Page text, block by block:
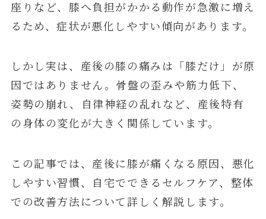
座りなど、膝へ負担がかかる動作が急激に増え
るため、症状が悪化しやすい傾向があります。
しかし実は、産後の膝の痛みは「膝だけ」が原
因ではありません。骨盤の歪みや筋力低下、
姿勢の崩れ、自律神経の乱れなど、産後特有
の身体の変化が大きく関係しています。
この記事では、産後に膝が痛くなる原因、悪化
しやすい習慣、自宅でできるセルフケア、整体
での改善方法について詳しく解説します。